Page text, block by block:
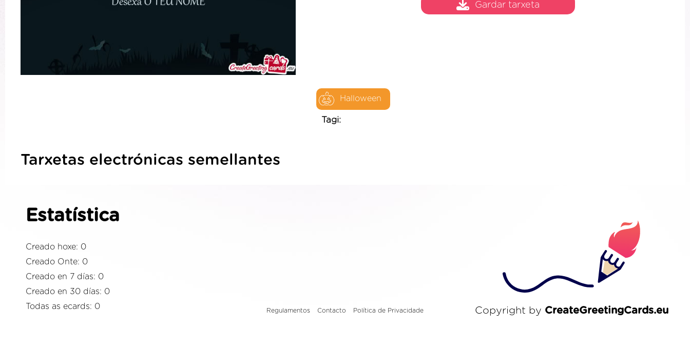
Halloween
Tagi:
Gardar tarxeta
Tarxetas electrónicas semellantes
Estatística
Creado hoxe: 0
Creado Onte: 0
Creado en 7 días: 0
Creado en 30 días: 0
Todas as ecards: 0
Regulamentos Contacto Política de Privacidade Copyright by CreateGreetingCards.eu